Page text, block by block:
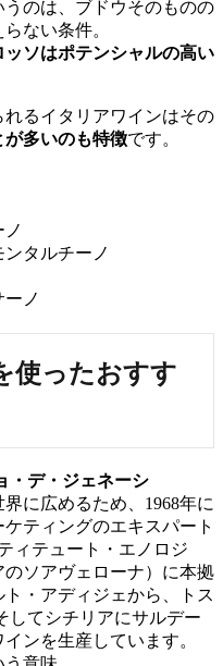
のは、ブドウそのものの
ない条件。
ソはポテンシャルの高い
るイタリアワインはその
が多いのも特徴です。
ンタルチーノ
ーノ
・デ・ジェネーシ
に広めるため、1968年に
ティングのエキスパート
ィテュート・エノロジ
ソアヴェローナ）に本拠
・アディジェから、トス
してシチリアにサルデー
ンを生産しています。